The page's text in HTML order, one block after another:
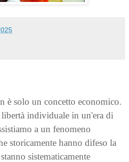
è solo un concetto economico.
individuale in un'era di
a un fenomeno
storicamente hanno difeso la
sistematicamente